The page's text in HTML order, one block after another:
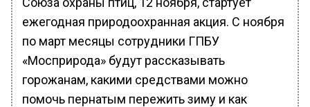
ежегодная природоохранная акция. С ноября
по март месяцы сотрудники ГПБУ
«Мосприрода» будут рассказывать
горожанам, какими средствами можно
помочь пернатым пережить зиму и как